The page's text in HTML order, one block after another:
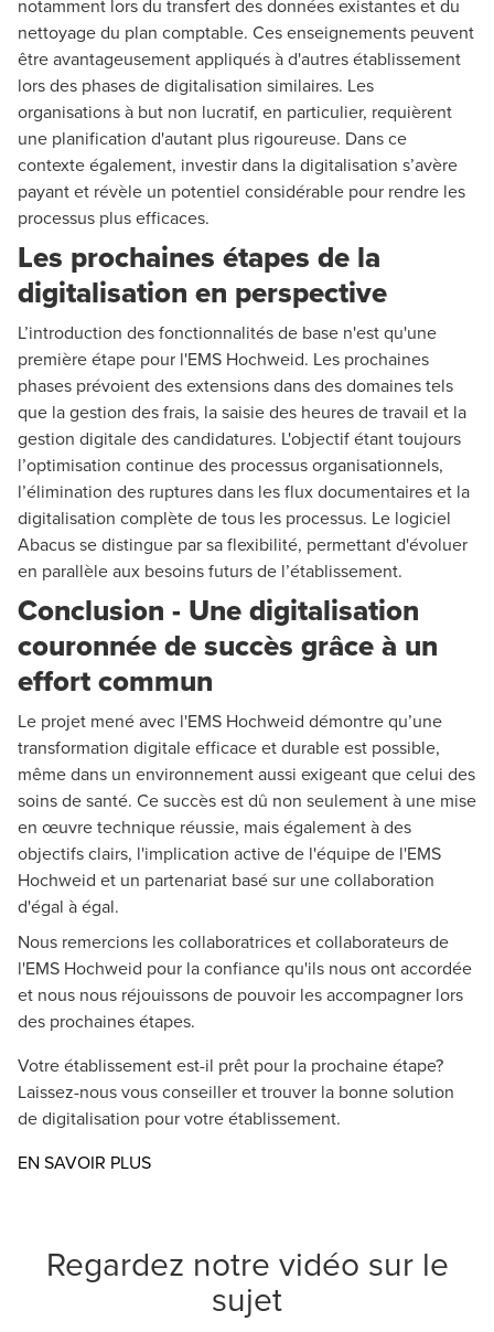
notamment lors du transfert des données existantes et du
nettoyage du plan comptable. Ces enseignements peuvent
être avantageusement appliqués à d'autres établissement
lors des phases de digitalisation similaires. Les
organisations à but non lucratif, en particulier, requièrent
une planification d'autant plus rigoureuse. Dans ce
contexte également, investir dans la digitalisation s’avère
payant et révèle un potentiel considérable pour rendre les
processus plus efficaces.
Les prochaines étapes de la
digitalisation en perspective
L’introduction des fonctionnalités de base n'est qu'une
première étape pour l'EMS Hochweid. Les prochaines
phases prévoient des extensions dans des domaines tels
que la gestion des frais, la saisie des heures de travail et la
gestion digitale des candidatures. L'objectif étant toujours
l’optimisation continue des processus organisationnels,
l’élimination des ruptures dans les flux documentaires et la
digitalisation complète de tous les processus. Le logiciel
Abacus se distingue par sa flexibilité, permettant d'évoluer
en parallèle aux besoins futurs de l’établissement.
Conclusion - Une digitalisation
couronnée de succès grâce à un
effort commun
Le projet mené avec l'EMS Hochweid démontre qu’une
transformation digitale efficace et durable est possible,
même dans un environnement aussi exigeant que celui des
soins de santé. Ce succès est dû non seulement à une mise
en œuvre technique réussie, mais également à des
objectifs clairs, l'implication active de l'équipe de l'EMS
Hochweid et un partenariat basé sur une collaboration
d'égal à égal.
Nous remercions les collaboratrices et collaborateurs de
l'EMS Hochweid pour la confiance qu'ils nous ont accordée
et nous nous réjouissons de pouvoir les accompagner lors
des prochaines étapes.
Votre établissement est-il prêt pour la prochaine étape?
Laissez-nous vous conseiller et trouver la bonne solution
de digitalisation pour votre établissement.
EN SAVOIR PLUS
Regardez notre vidéo sur le
sujet